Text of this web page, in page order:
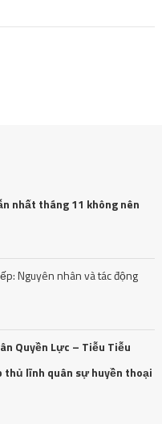
nhất tháng 11 không nên
Nguyên nhân và tác động
Quyền Lực – Tiễu Tiễu
lĩnh quân sự huyền thoại